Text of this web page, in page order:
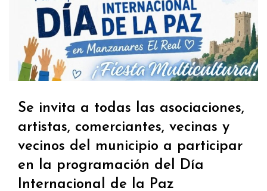
Se invita a todas las asociaciones,
artistas, comerciantes, vecinas y
vecinos del municipio a participar
en la programación del Día
Internacional de la Paz